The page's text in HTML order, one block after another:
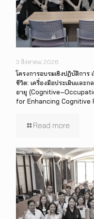
3 สิงหาคม 2026
โครงการอบรมเชิงปฏิบัติการ
ชีวิต: เครื่องมือประเมินและก
อายุ
for Enhancing Cognitive
Read more